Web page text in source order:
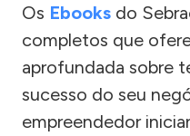
Os Ebooks do
completos que
aprofundada sobre
sucesso do seu
empreendedor